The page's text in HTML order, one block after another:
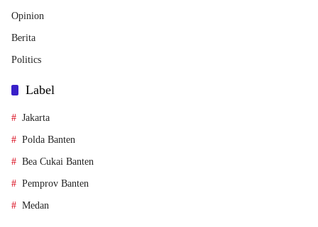
Opinion
Berita
Politics
Label
Jakarta
Polda Banten
Bea Cukai Banten
Pemprov Banten
Medan